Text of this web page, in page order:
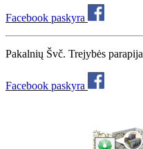
Facebook paskyra
Pakalnių Švč. Trejybės parapija
Facebook paskyra